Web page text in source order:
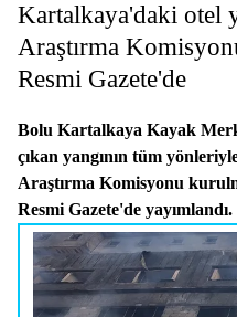
Kartalkaya'daki otel
Araştırma
Resmi Gazete'de
Bolu Kartalkaya Kayak
çıkan yangının tüm
Araştırma Komisyonu
Resmi Gazete'de yayımlandı.